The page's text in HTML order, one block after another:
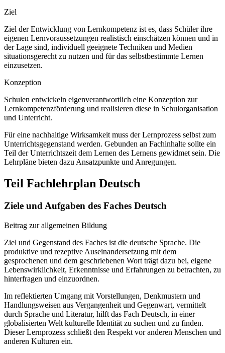
Ziel
Ziel der Entwicklung von Lernkompetenz ist es, dass Schüler ihre
eigenen Lernvoraussetzungen realistisch einschätzen können und in
der Lage sind, individuell geeignete Techniken und Medien
situationsgerecht zu nutzen und für das selbstbestimmte Lernen
einzusetzen.
Konzeption
Schulen entwickeln eigenverantwortlich eine Konzeption zur
Lernkompetenzförderung und realisieren diese in Schulorganisation
und Unterricht.
Für eine nachhaltige Wirksamkeit muss der Lernprozess selbst zum
Unterrichtsgegenstand werden. Gebunden an Fachinhalte sollte ein
Teil der Unterrichtszeit dem Lernen des Lernens gewidmet sein. Die
Lehrpläne bieten dazu Ansatzpunkte und Anregungen.
Teil Fachlehrplan Deutsch
Ziele und Aufgaben des Faches Deutsch
Beitrag zur allgemeinen Bildung
Ziel und Gegenstand des Faches ist die deutsche Sprache. Die
produktive und rezeptive Auseinandersetzung mit dem
gesprochenen und dem geschriebenen Wort trägt dazu bei, eigene
Lebenswirklichkeit, Erkenntnisse und Erfahrungen zu betrachten, zu
hinterfragen und einzuordnen.
Im reflektierten Umgang mit Vorstellungen, Denkmustern und
Handlungsweisen aus Vergangenheit und Gegenwart, vermittelt
durch Sprache und Literatur, hilft das Fach Deutsch, in einer
globalisierten Welt kulturelle Identität zu suchen und zu finden.
Dieser Lernprozess schließt den Respekt vor anderen Menschen und
anderen Kulturen ein.